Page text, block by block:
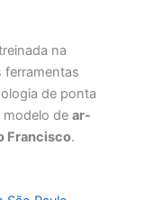
na
ferramentas
de ponta
modelo dear-
Francisco.